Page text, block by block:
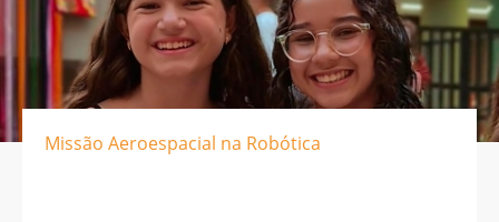
Missão Aeroespacial na Robótica